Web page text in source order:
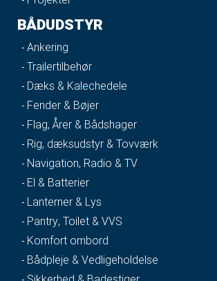
BÅDUDSTYR
Ankering
Trailertilbehør
Dæks & Kalechedele
Fender & Bøjer
Flag, Årer & Bådshager
Rig, dæksudstyr & Tovværk
Navigation, Radio & TV
El & Batterier
Lanterner & Lys
Pantry, Toilet & VVS
Komfort ombord
Bådpleje & Vedligeholdelse